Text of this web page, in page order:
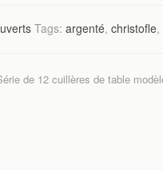
ail ta
g
er
Tags: argenté, christofle,
navigation
de 12 cuillères de table